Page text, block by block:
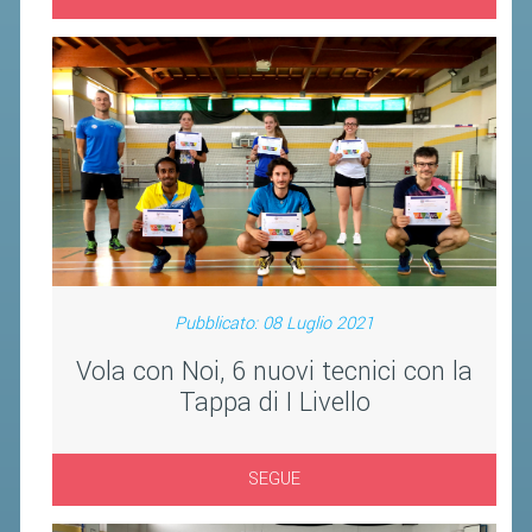
Pubblicato: 08 Luglio 2021
Vola con Noi, 6 nuovi tecnici con la
Tappa di I Livello
SEGUE
DIRIGENTI
CORSI
MATERIALE DIDATTICO
DOCUMENTAZIONE E RICERCA
CONVENZIONI UNIVERSITÀ
DOCENTI FORMATORI
(D)ISTANTI DI B@DMINTON
ALBI FEDERALI
FEDERAZIONE TRASPARENTE
AMMISSIONE, AFFILIAZIONE E
REVOCA DI SOCIETÀ, ASSOCIAZIONI
E TESSERATI